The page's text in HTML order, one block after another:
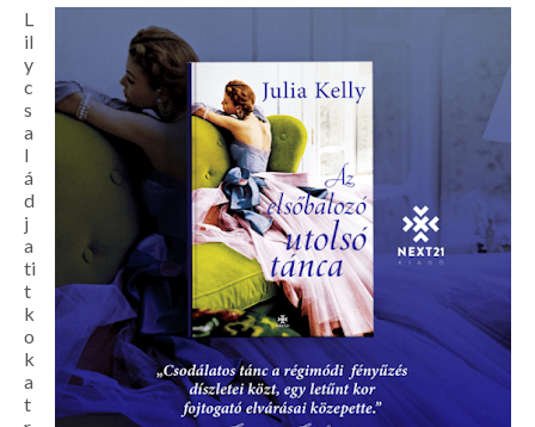
L
il
y
c
s
a
l
á
d
j
a
ti
t
k
o
k
a
t